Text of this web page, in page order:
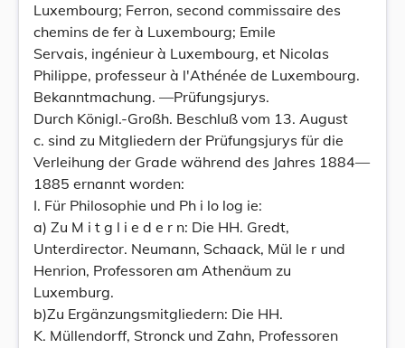
Luxembourg; Ferron, second commissaire des
chemins de fer à Luxembourg; Emile
Servais, ingénieur à Luxembourg, et Nicolas
Philippe, professeur à l'Athénée de Luxembourg.
Bekanntmachung. —Prüfungsjurys.
Durch Königl.-Großh. Beschluß vom 13. August
c. sind zu Mitgliedern der Prüfungsjurys für die
Verleihung der Grade während des Jahres 1884—
1885 ernannt worden:
I. Für Philosophie und Ph i lo log ie:
a) Zu M i t g l i e d e r n: Die HH. Gredt,
Unterdirector. Neumann, Schaack, Mül le r und
Henrion, Professoren am Athenäum zu
Luxemburg.
b)Zu Ergänzungsmitgliedern: Die HH.
K. Müllendorff, Stronck und Zahn, Professoren